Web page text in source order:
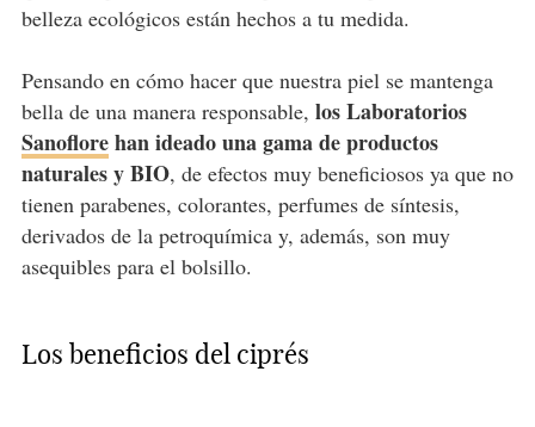
belleza ecológicos están hechos a tu medida.
Pensando en cómo hacer que nuestra piel se mantenga
bella de una manera responsable, los Laboratorios
Sanoflorehan ideado una gama de productos
naturales y BIO, de efectos muy beneficiosos ya que no
tienen parabenes, colorantes, perfumes de síntesis,
derivados de la petroquímica y, además, son muy
asequibles para el bolsillo.
Los beneficios del ciprés